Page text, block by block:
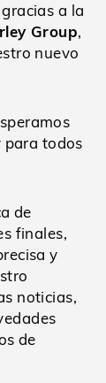
a la
Group,
nuevo
para todos
de
finales,
y
noticias,
de